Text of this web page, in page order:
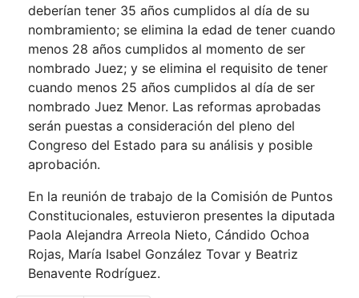
deberían tener 35 años cumplidos al día de su
nombramiento; se elimina la edad de tener cuando
menos 28 años cumplidos al momento de ser
nombrado Juez; y se elimina el requisito de tener
cuando menos 25 años cumplidos al día de ser
nombrado Juez Menor. Las reformas aprobadas
serán puestas a consideración del pleno del
Congreso del Estado para su análisis y posible
aprobación.
En la reunión de trabajo de la Comisión de Puntos
Constitucionales, estuvieron presentes la diputada
Paola Alejandra Arreola Nieto, Cándido Ochoa
Rojas, María Isabel González Tovar y Beatriz
Benavente Rodríguez.